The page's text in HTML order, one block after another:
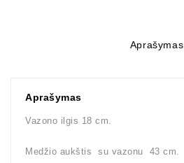
Aprašymas
Aprašymas
Vazono ilgis 18 cm.
Medžio aukštis su vazonu 43 cm.